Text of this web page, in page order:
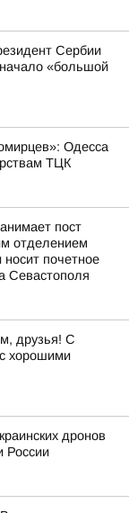
Сербии
«большой
Одесса
ТЦК
пост
отделением
почетное
Севастополя
друзья! С
хорошими
дронов
России